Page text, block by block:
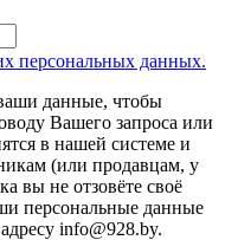
персональных данных.
данные, чтобы
Вашего запроса или
в нашей системе и
(или продавцам, у
вы не отзовёте своё
персональные данные
info@928.by.